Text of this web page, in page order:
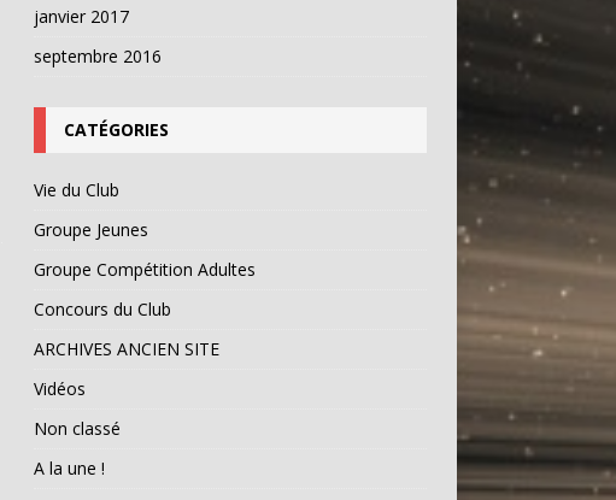
janvier 2017
septembre 2016
CATÉGORIES
Vie du Club
Groupe Jeunes
Groupe Compétition Adultes
Concours du Club
ARCHIVES ANCIEN SITE
Vidéos
Non classé
A la une !